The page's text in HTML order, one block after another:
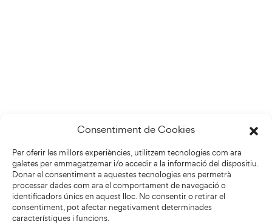
Consentiment de Cookies
Per oferir les millors experiències, utilitzem tecnologies com ara
galetes per emmagatzemar i/o accedir a la informació del dispositiu.
Donar el consentiment a aquestes tecnologies ens permetrà
processar dades com ara el comportament de navegació o
identificadors únics en aquest lloc. No consentir o retirar el
consentiment, pot afectar negativament determinades
característiques i funcions.